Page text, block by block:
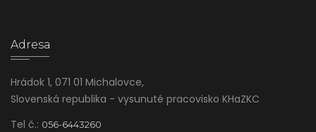
Adresa
Hrádok 1, 071 01 Michalovce,
Slovenská republika - vysunuté pracovisko KHaZKC
Tel č.: 056-6443260